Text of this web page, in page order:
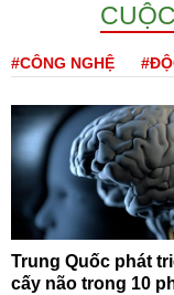
#CÔNG NGHỆ
Trung Quốc phát
cấy não trong 10